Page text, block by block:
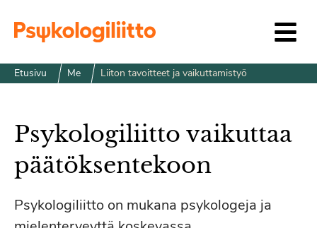
Etusivu Me Liiton tavoitteet ja vaikuttamistyö
Psykologiliitto vaikuttaa
päätöksentekoon
Psykologiliitto on mukana psykologeja ja